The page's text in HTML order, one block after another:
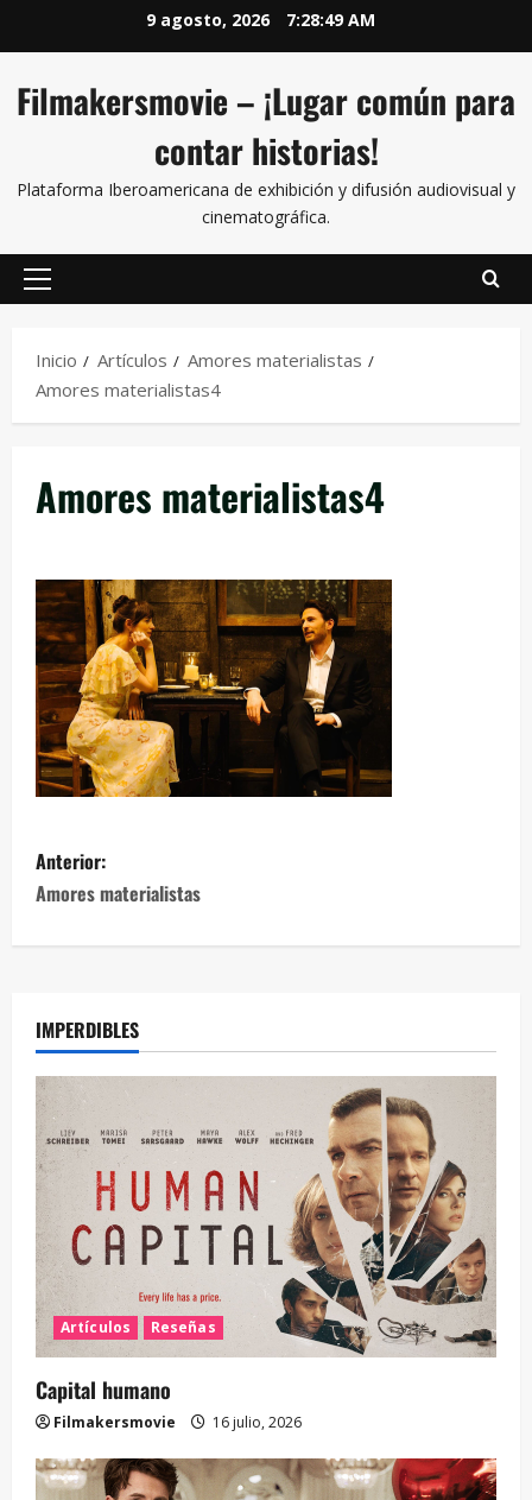
9 agosto, 2026 7:28:49 AM
Filmakersmovie – ¡Lugar común para
contar historias!
Plataforma Iberoamericana de exhibición y difusión audiovisual y
cinematográfica.
Inicio Artículos
Amores materialistas
Amores materialistas4
Amores materialistas4
Anterior:
Amores materialistas
IMPERDIBLES
Artículos Reseñas
Capital humano
Filmakersmovie 16 julio, 2026